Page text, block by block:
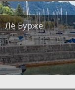
Лё Бурже